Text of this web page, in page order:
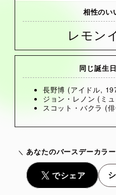
相性のい
レモン
同じ誕生
長野博 (アイドル,
ジョン・レノン (ミ
スコット・バクラ (
あなたのバースデーカラ